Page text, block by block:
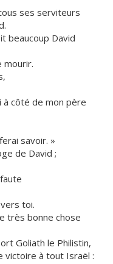
ses serviteurs
beaucoup David
mourir.
côté de mon père
savoir. »
de David ;
toi.
très bonne chose
Goliath le Philistin,
victoire à tout Israël :